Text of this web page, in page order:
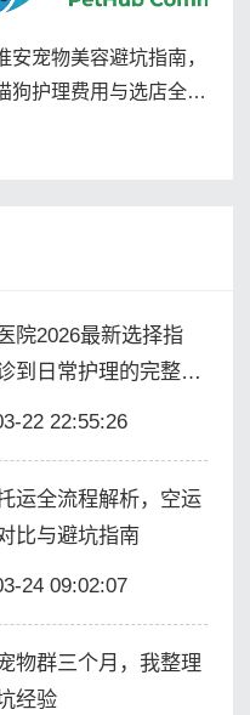
安宠物美容避坑指南，
狗护理费用与选店全解
院2026最新选择指
到日常护理的完整攻
22 22:55:26
运全流程解析，空运
比与避坑指南
24 09:02:07
物群三个月，我整理
经验